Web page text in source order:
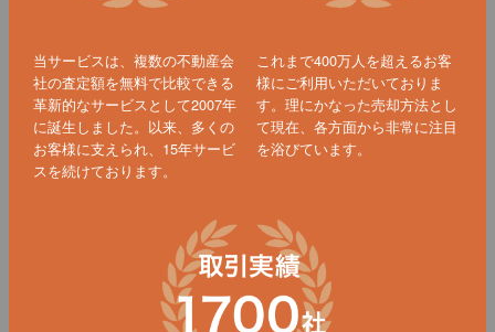
当サービスは、複数の不動産会
社の査定額を無料で比較できる
革新的なサービスとして2007年
に誕生しました。以来、多くの
お客様に支えられ、15年サービ
スを続けております。
これまで400万人を超えるお客
様にご利用いただいておりま
す。理にかなった売却方法とし
て現在、各方面から非常に注目
を浴びています。